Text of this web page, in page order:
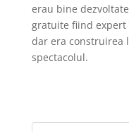
erau bine
gratuite fiind
dar era construirea
spectacolul.